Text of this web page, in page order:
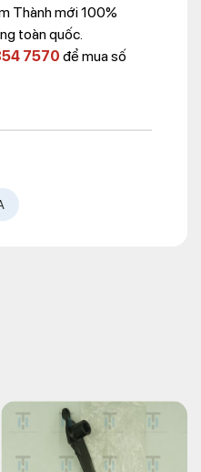
Thành mới 100%
toàn quốc.
7570 để mua số